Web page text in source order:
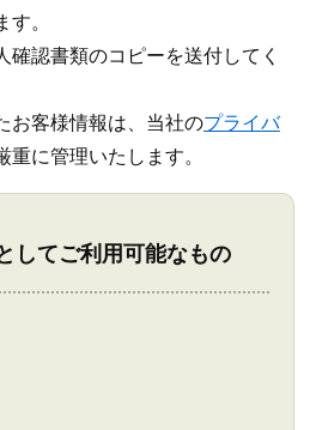
。
確認書類のコピーを送付してく
お客様情報は、当社のプライバ
重に管理いたします。
してご利用可能なもの